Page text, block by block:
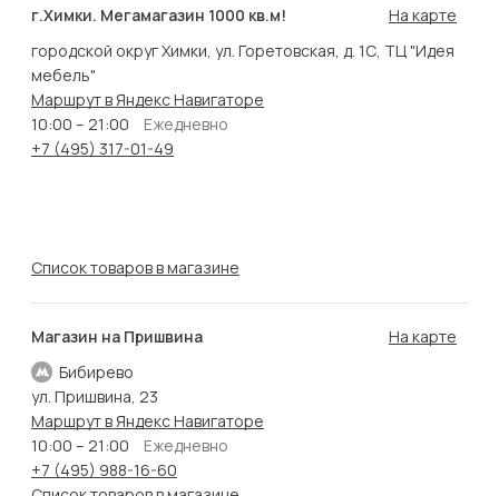
г.Химки. Мегамагазин 1000 кв.м!
На карте
городской округ Химки, ул. Горетовская, д. 1С, ТЦ "Идея
мебель"
Маршрут в Яндекс Навигаторе
10:00 – 21:00
Ежедневно
+7 (495) 317-01-49
Список товаров в магазине
Магазин на Пришвина
Бибирево
На карте
ул. Пришвина, 23
Маршрут в Яндекс Навигаторе
10:00 – 21:00
Ежедневно
+7 (495) 988-16-60